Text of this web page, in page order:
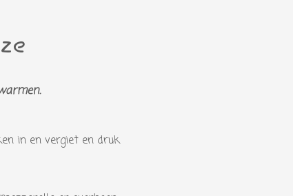
in en vergiet en druk